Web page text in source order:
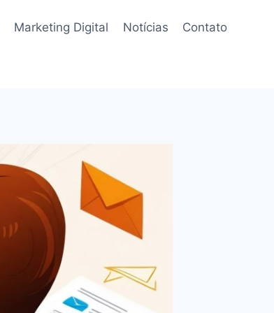
Marketing Digital Notícias Contato